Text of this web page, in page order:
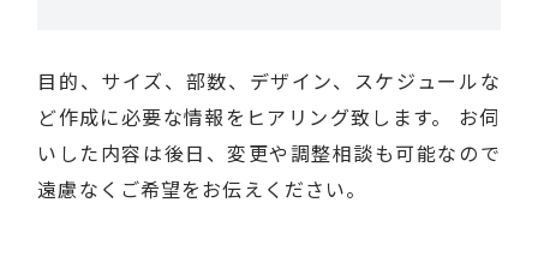
目的、サイズ、部数、デザイン、スケジュールな
ど作成に必要な情報をヒアリング致します。 お伺
いした内容は後日、変更や調整相談も可能なので
遠慮なくご希望をお伝えください。